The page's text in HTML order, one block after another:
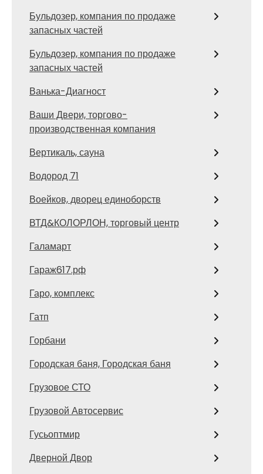
Бульдозер, компания по продаже
запасных частей
Бульдозер, компания по продаже
запасных частей
Ванька-Диагност
Ваши Двери, торгово-
производственная компания
Вертикаль, сауна
Водород 71
Воейков, дворец единоборств
ВТД&КОЛОРЛОН, торговый центр
Галамарт
Гараж617.рф
Гаро, комплекс
Гатп
Горбани
Городская баня, Городская баня
Грузовое СТО
Грузовой Автосервис
Гусьоптмир
Дверной Двор